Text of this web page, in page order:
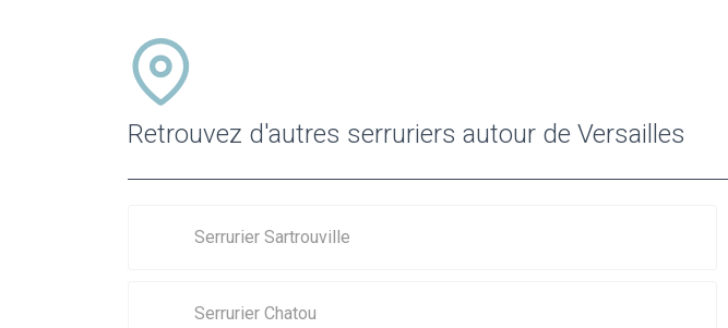
Retrouvez d'autres serruriers autour de Versailles
Serrurier Sartrouville
Serrurier Chatou